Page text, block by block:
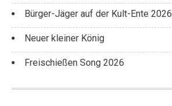
Bürger-Jäger auf der Kult-Ente 2026
Neuer kleiner König
Freischießen Song 2026